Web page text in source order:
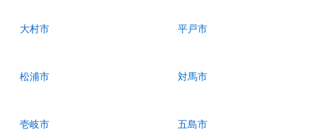
大村市 平戸市
松浦市 対馬市
壱岐市 五島市